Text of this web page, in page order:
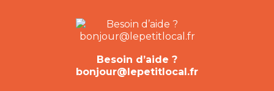
Besoin d’aide ?
bonjour@lepetitlocal.fr